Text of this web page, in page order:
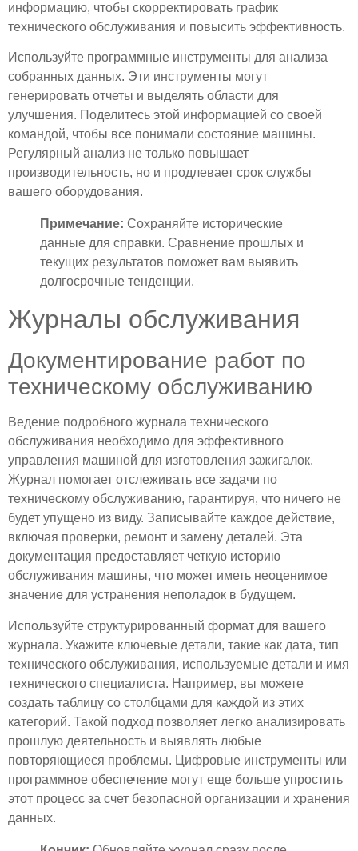
информацию, чтобы скорректировать график
технического обслуживания и повысить эффективность.
Используйте программные инструменты для анализа
собранных данных. Эти инструменты могут
генерировать отчеты и выделять области для
улучшения. Поделитесь этой информацией со своей
командой, чтобы все понимали состояние машины.
Регулярный анализ не только повышает
производительность, но и продлевает срок службы
вашего оборудования.
Примечание: Сохраняйте исторические
данные для справки. Сравнение прошлых и
текущих результатов поможет вам выявить
долгосрочные тенденции.
Журналы обслуживания
Документирование работ по
техническому обслуживанию
Ведение подробного журнала технического
обслуживания необходимо для эффективного
управления машиной для изготовления зажигалок.
Журнал помогает отслеживать все задачи по
техническому обслуживанию, гарантируя, что ничего не
будет упущено из виду. Записывайте каждое действие,
включая проверки, ремонт и замену деталей. Эта
документация предоставляет четкую историю
обслуживания машины, что может иметь неоценимое
значение для устранения неполадок в будущем.
Используйте структурированный формат для вашего
журнала. Укажите ключевые детали, такие как дата, тип
технического обслуживания, используемые детали и имя
технического специалиста. Например, вы можете
создать таблицу со столбцами для каждой из этих
категорий. Такой подход позволяет легко анализировать
прошлую деятельность и выявлять любые
повторяющиеся проблемы. Цифровые инструменты или
программное обеспечение могут еще больше упростить
этот процесс за счет безопасной организации и хранения
данных.